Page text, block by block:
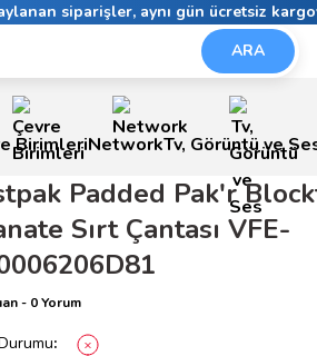
siparişler, aynı gün ücretsiz
ARA
BirimleriNetworkTv, Görüntü ve
Padded Pak'r
Sırt Çantası VFE-
- 0 Yorum